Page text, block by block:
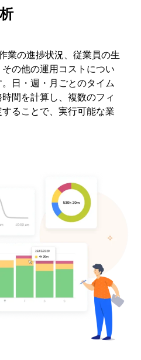
業の進捗状況、従業員の生
の他の運用コストについ
日・週・月ごとのタイム
間を計算し、複数のフィ
ることで、実行可能な業